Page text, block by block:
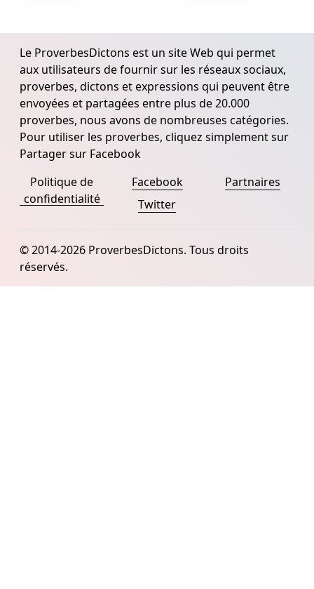
Le ProverbesDictons est un site Web qui permet
aux utilisateurs de fournir sur les réseaux sociaux,
proverbes, dictons et expressions qui peuvent être
envoyées et partagées entre plus de 20.000
proverbes, nous avons de nombreuses catégories.
Pour utiliser les proverbes, cliquez simplement sur
Partager sur Facebook
Politique de
confidentialité
Facebook
Twitter
Partnaires
© 2014-2026 ProverbesDictons. Tous droits
réservés.